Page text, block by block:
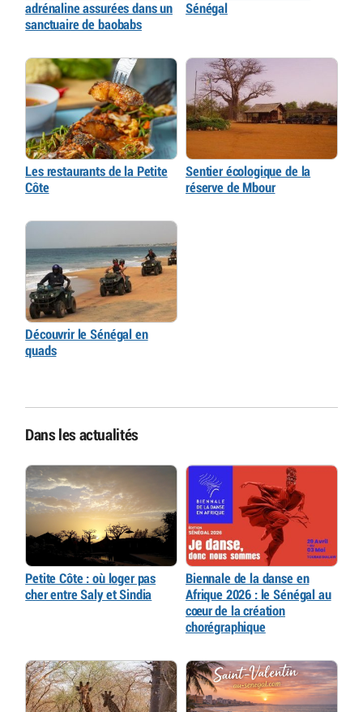
adrénaline assurées dans un
sanctuaire de baobabs
Sénégal
Les restaurants de la Petite
Côte
Sentier écologique de la
réserve de Mbour
Découvrir le Sénégal en
quads
Dans les actualités
Petite Côte : où loger pas
cher entre Saly et Sindia
Biennale de la danse en
Afrique 2026 : le Sénégal au
cœur de la création
chorégraphique